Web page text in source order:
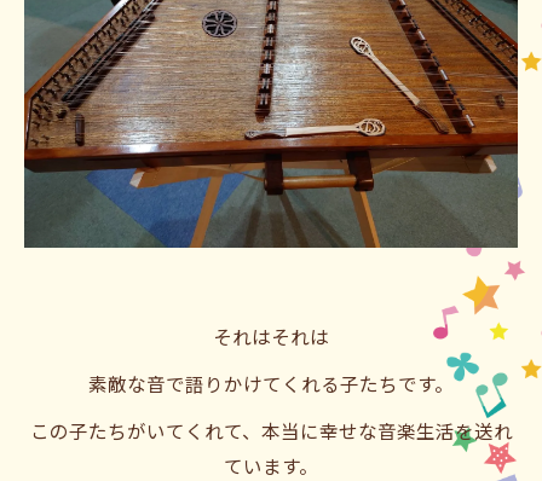
それはそれは
素敵な音で語りかけてくれる子たちです。
この子たちがいてくれて、本当に幸せな音楽生活を送れ
ています。